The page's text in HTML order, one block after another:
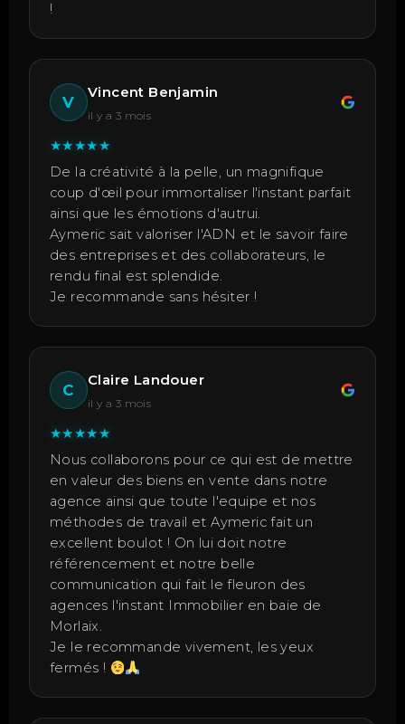
!
V
Vincent Benjamin
il y a 3 mois
★★★★★
De la créativité à la pelle, un magnifique
coup d'œil pour immortaliser l'instant parfait
ainsi que les émotions d'autrui.
Aymeric sait valoriser l'ADN et le savoir faire
des entreprises et des collaborateurs, le
rendu final est splendide.
Je recommande sans hésiter !
C
Claire Landouer
il y a 3 mois
★★★★★
Nous collaborons pour ce qui est de mettre
en valeur des biens en vente dans notre
agence ainsi que toute l'equipe et nos
méthodes de travail et Aymeric fait un
excellent boulot ! On lui doit notre
référencement et notre belle
communication qui fait le fleuron des
agences l'instant Immobilier en baie de
Morlaix.
Je le recommande vivement, les yeux
fermés !